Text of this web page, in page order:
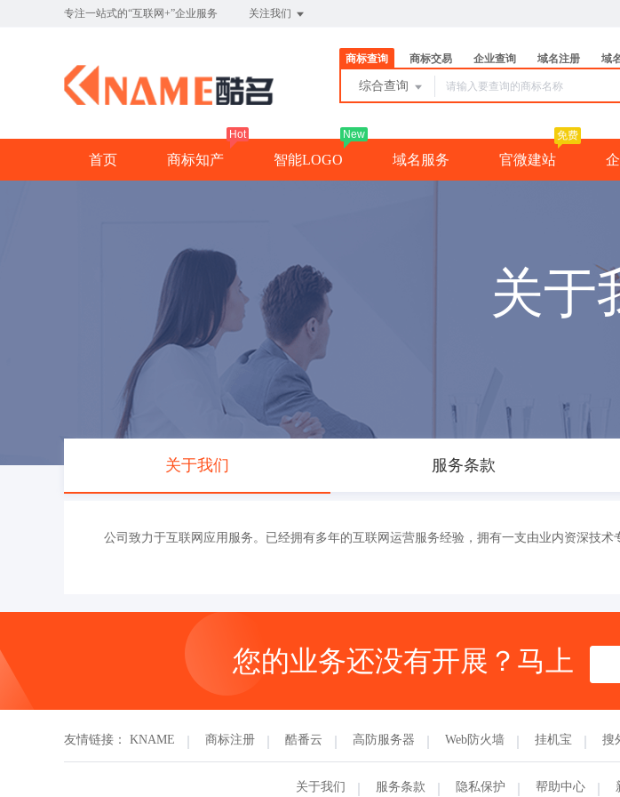
专注一站式的“互联网+”企业服务 关注我们
商标查询 商标交易 企业查询 域名注册 域
综合查询
首页 商标知产
Hot
智能LOGO
New
域名服务 官微建站
免费
关于
关于我们 服务条款
公司致力于互联网应用服务。已经拥有多年的互联网运营服务经验，拥有一支由业内资深技
您的业务还没有开展？马上
友情链接： KNAME 商标注册 酷番云 高防服务器 Web防火墙 挂机宝 搜
关于我们 服务条款 隐私保护 帮助中心